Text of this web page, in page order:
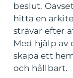
beslut.
hitta en
strävar efter
Med hjälp av
skapa ett
och hållbart.